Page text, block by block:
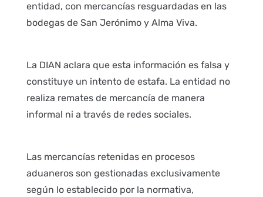
entidad, con mercancías resguardadas en las
bodegas de San Jerónimo y Alma Viva.
La DIAN aclara que esta información es falsa y
constituye un intento de estafa. La entidad no
realiza remates de mercancía de manera
informal ni a través de redes sociales.
Las mercancías retenidas en procesos
aduaneros son gestionadas exclusivamente
según lo establecido por la normativa,